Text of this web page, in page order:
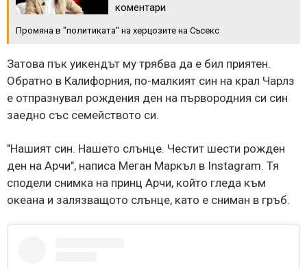
коментари
Промяна в "политиката" на херцозите на Съсекс
Затова пък уикендът му трябва да е бил приятен.
Обратно в Калифорния, по-малкият син на крал Чарлз
е отпразнувал рождения ден на първородния си син
заедно със семейството си.
"Нашият син. Нашето слънце. Честит шести рожден
ден на Арчи", написа Меган Маркъл в Instagram. Тя
сподели снимка на принц Арчи, който гледа към
океана и залязващото слънце, като е сниман в гръб.